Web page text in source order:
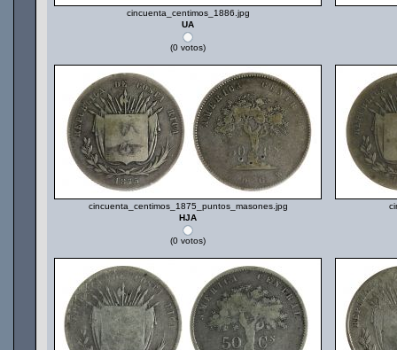
cincuenta_centimos_1886.jpg
UA
(0 votos)
cincuenta_centimos_1875_puntos_masones.jpg
HJA
(0 votos)